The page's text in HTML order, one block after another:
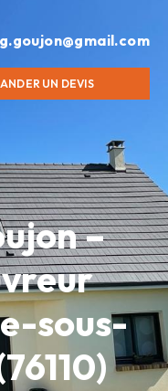
UN DEVIS
–
sous-